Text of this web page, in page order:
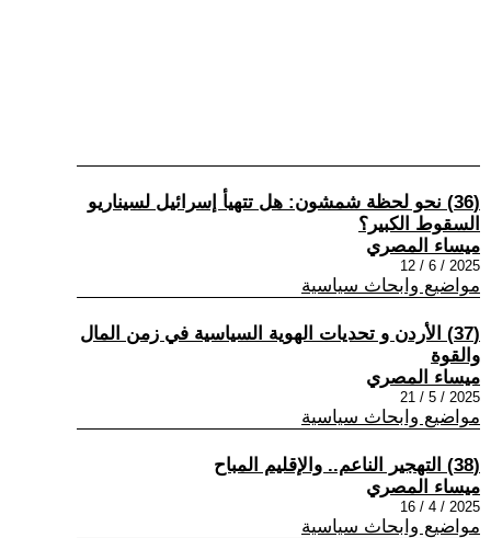
(36) نحو لحظة شمشون: هل تتهيأ إسرائيل لسيناريو
السقوط الكبير؟
ميساء المصري
2025 / 6 / 12
مواضيع وابحاث سياسية
(37) الأردن و تحديات الهوية السياسية في زمن المال
والقوة
ميساء المصري
2025 / 5 / 21
مواضيع وابحاث سياسية
(38) التهجير الناعم.. والإقليم المباح
ميساء المصري
2025 / 4 / 16
مواضيع وابحاث سياسية